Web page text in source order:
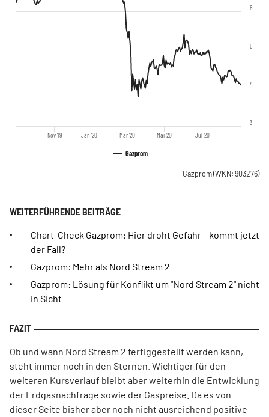
Gazprom
Nov '19 Jan '20 Mär '20 Mai '20 Jul '20
3
4
5
6
Gazprom(WKN: 903276)
Chart-Check Gazprom: Hier droht Gefahr – kommt jetzt
der Fall?
Gazprom: Mehr als Nord Stream 2
Gazprom: Lösung für Konflikt um "Nord Stream 2" nicht
in Sicht
Ob und wann Nord Stream 2 fertiggestellt werden kann,
steht immer noch in den Sternen. Wichtiger für den
weiteren Kursverlauf bleibt aber weiterhin die Entwicklung
der Erdgasnachfrage sowie der Gaspreise. Da es von
dieser Seite bisher aber noch nicht ausreichend positive